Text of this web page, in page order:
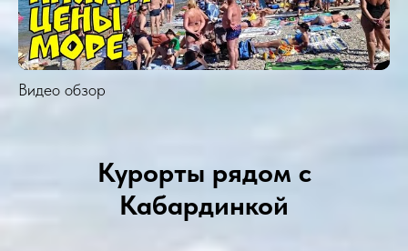
Видео обзор
Курорты рядом с
Кабардинкой